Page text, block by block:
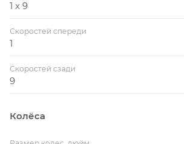
1 x 9
Скоростей спереди
1
Скоростей сзади
9
Колёса